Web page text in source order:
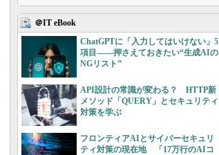
＠IT eBook
ChatGPTに「入力してはいけない」5
項目――押さえておきたい“生成AIの
NGリスト”
API設計の常識が変わる？ HTTP新
メソッド「QUERY」とセキュリティ
対策を学ぶ
フロンティアAIとサイバーセキュリ
ティ対策の現在地 「17万行のAIコ